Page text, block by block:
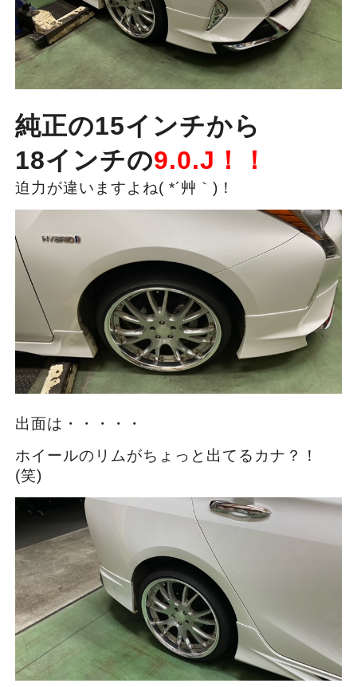
純正の15インチから
18インチの9.0.J！！
迫力が違いますよね( *´艸｀)！
出面は・・・・・
ホイールのリムがちょっと出てるカナ？！
(笑)